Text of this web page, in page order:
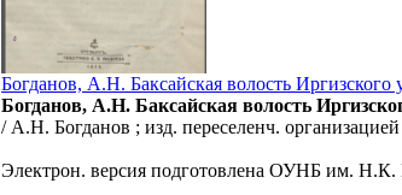
Богданов, А.Н. Баксайская волость Иргизского
Богданов, А.Н. Баксайская волость
/ А.Н. Богданов ; изд. переселенч.
Электрон. версия подготовлена ОУНБ им. Н.К.